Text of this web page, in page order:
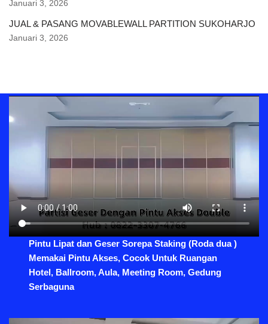
Januari 3, 2026
JUAL & PASANG MOVABLEWALL PARTITION SUKOHARJO
Januari 3, 2026
Pintu Lipat dan Geser Sorepa Staking (Roda dua )
Memakai Pintu Akses, Cocok Untuk Ruangan
Hotel, Ballroom, Aula, Meeting Room, Gedung
Serbaguna